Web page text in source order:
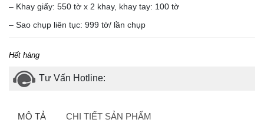
– Khay giấy: 550 tờ x 2 khay, khay tay: 100 tờ
– Sao chụp liên tục: 999 tờ/ lần chụp
Hết hàng
Tư Vấn Hotline:
MÔ TẢ CHI TIẾT SẢN PHẨM